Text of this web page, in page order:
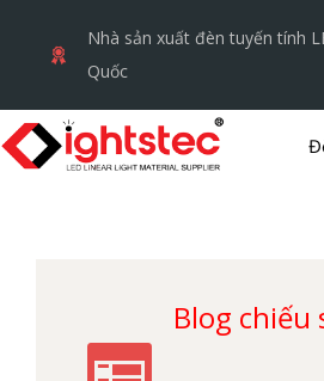
dung
Nhà sản xuất đèn tuyến tính
Quốc
Blog chiếu